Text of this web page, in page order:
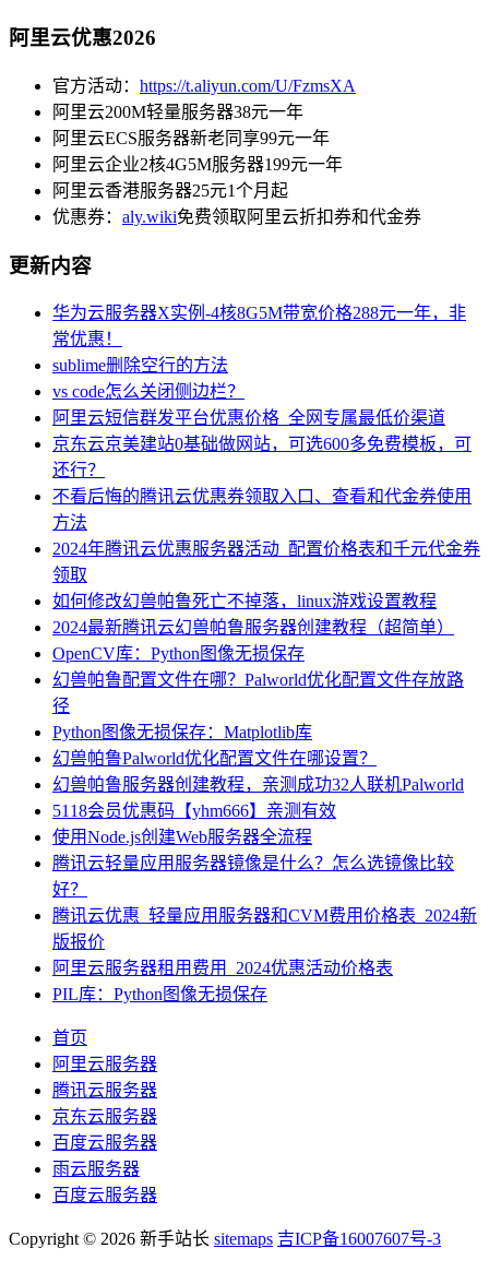
阿里云优惠2026
官方活动： https://t.aliyun.com/U/FzmsXA
阿里云200M轻量服务器38元一年
阿里云ECS服务器新老同享99元一年
阿里云企业2核4G5M服务器199元一年
阿里云香港服务器25元1个月起
优惠券： aly.wiki免费领取阿里云折扣券和代金券
更新内容
华为云服务器X实例-4核8G5M带宽价格288元一年，非
常优惠！
sublime删除空行的方法
vs code怎么关闭侧边栏？
阿里云短信群发平台优惠价格_全网专属最低价渠道
京东云京美建站0基础做网站，可选600多免费模板，可
还行？
不看后悔的腾讯云优惠券领取入口、查看和代金券使用
方法
2024年腾讯云优惠服务器活动_配置价格表和千元代金券
领取
如何修改幻兽帕鲁死亡不掉落，linux游戏设置教程
2024最新腾讯云幻兽帕鲁服务器创建教程（超简单）
OpenCV库：Python图像无损保存
幻兽帕鲁配置文件在哪？Palworld优化配置文件存放路
径
Python图像无损保存：Matplotlib库
幻兽帕鲁Palworld优化配置文件在哪设置？
幻兽帕鲁服务器创建教程，亲测成功32人联机Palworld
5118会员优惠码【yhm666】亲测有效
使用Node.js创建Web服务器全流程
腾讯云轻量应用服务器镜像是什么？怎么选镜像比较
好？
腾讯云优惠_轻量应用服务器和CVM费用价格表_2024新
版报价
阿里云服务器租用费用_2024优惠活动价格表
PIL库：Python图像无损保存
首页
阿里云服务器
腾讯云服务器
京东云服务器
百度云服务器
雨云服务器
百度云服务器
Copyright © 2026 新手站长 sitemaps 吉ICP备16007607号-3